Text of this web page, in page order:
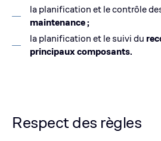
la planification et le contrôle
maintenance ;
la planification et le suivi du
principaux composants.
Respect des règles